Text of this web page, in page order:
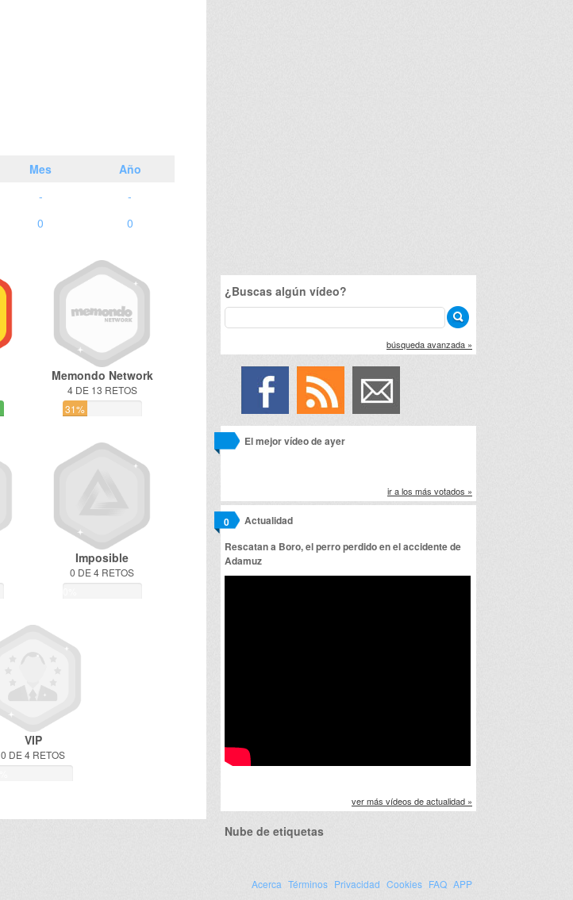
Mes
Año
-
-
0 0
Memondo Network
4 DE 13 RETOS
31%
Imposible
0 DE 4 RETOS
VIP
0 DE 4 RETOS
¿Buscas algún vídeo?
búsqueda avanzada »
El mejor vídeo de ayer
ir a los más votados »
Actualidad
0
Rescatan a Boro, el perro perdido en el accidente de
Adamuz
ver más vídeos de actualidad »
Nube de etiquetas
Acerca Términos Privacidad Cookies FAQ APP